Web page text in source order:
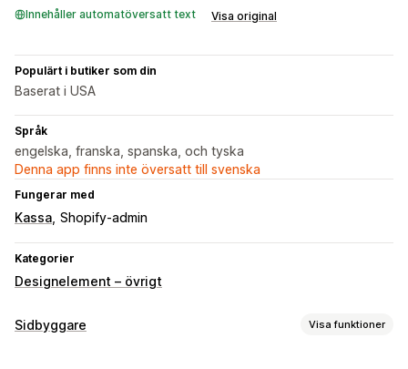
Innehåller automatöversatt text Visa original
Populärt i butiker som din
Baserat i USA
Språk
engelska, franska, spanska, och tyska
Denna app finns inte översatt till svenska
Fungerar med
Kassa Shopify-admin
Kategorier
Designelement – övrigt
Sidbyggare Visa funktioner